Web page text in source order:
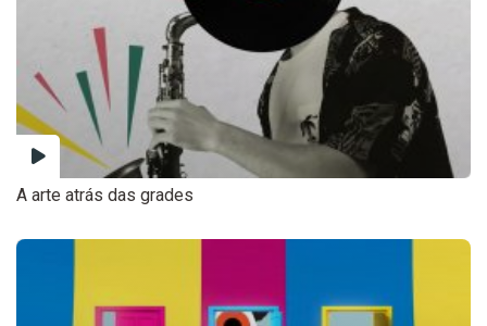
A arte atrás das grades